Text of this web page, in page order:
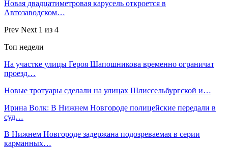
Новая двадцатиметровая карусель откроется в
Автозаводском…
Prev Next 1 из 4
Топ недели
На участке улицы Героя Шапошникова временно ограничат
проезд…
Новые тротуары сделали на улицах Шлиссельбургской и…
Ирина Волк: В Нижнем Новгороде полицейские передали в
суд…
В Нижнем Новгороде задержана подозреваемая в серии
карманных…